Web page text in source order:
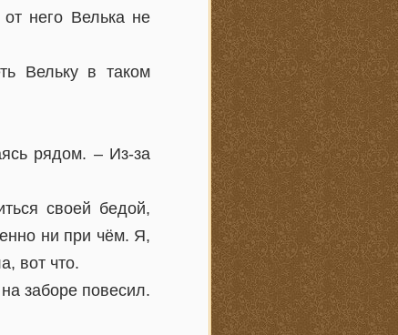
него Велька не
Вельку в таком
рядом. – Из-за
своей бедой,
ни при чём. Я,
вот что.
заборе повесил.